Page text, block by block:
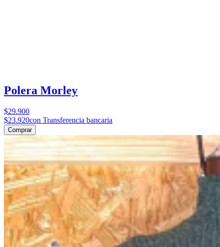
Polera Morley
$29.900
$23.920con Transferencia bancaria
Comprar